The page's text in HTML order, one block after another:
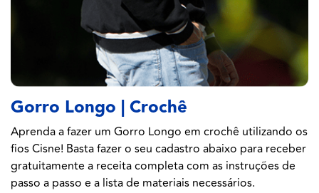
Gorro Longo | Crochê
Aprenda a fazer um Gorro Longo em crochê utilizando os
fios Cisne! Basta fazer o seu cadastro abaixo para receber
gratuitamente a receita completa com as instruções de
passo a passo e a lista de materiais necessários.